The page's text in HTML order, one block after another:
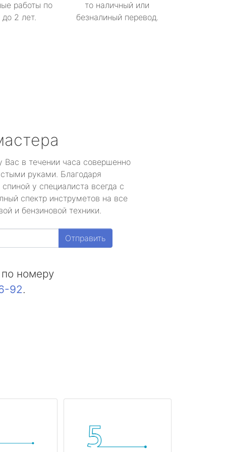
работы по
2 лет.
то наличный или
безналиный перевод.
в течении часа совершенно
руками. Благодаря
у специалиста всегда с
спектр инструметов на все
и бензиновой техники.
Отправить
номеру
92.